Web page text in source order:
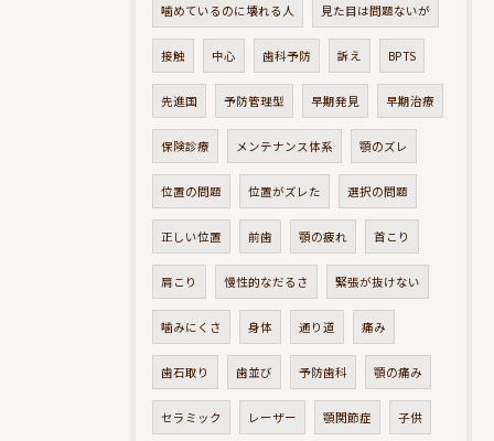
噛めているのに壊れる人 見た目は問題ないが
接触 中心 歯科予防 訴え BPTS
先進国 予防管理型 早期発見 早期治療
保険診療 メンテナンス体系 顎のズレ
位置の問題 位置がズレた 選択の問題
正しい位置 前歯 顎の疲れ 首こり
肩こり 慢性的なだるさ 緊張が抜けない
噛みにくさ 身体 通り道 痛み
歯石取り 歯並び 予防歯科 顎の痛み
セラミック レーザー 顎関節症 子供